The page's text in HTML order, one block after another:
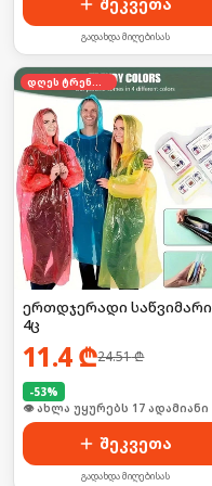
გადახდა მიღებისას
დღეს ტრენდში
ერთდჯერადი საწვიმარი
4ც
11.4₾24.51₾
-53%
🛒 ბოლო 24სთ-ში იყიდა 27-მა
შეკვეთა
გადახდა მიღებისას